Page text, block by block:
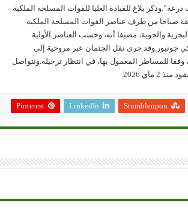
“كاب درعة”.وذكر بلاغ للقيادة العليا للقوات المسلحة الملكية
موقع الجثمان وانتشاله نحو الساعة الثامنة و55 دقيقة صباحا من طرف عناصر القوات المسلحة الملكية
والجوية، مضيفا أنه، وحسب العناصر الأولية
كي جونيور.وقد جرى نقل الجثمان عبر مروحية إلى
للمساطر المعمول بها، في انتظار ترحيله.وتتواصل
2026.
Stumbleupon
LinkedIn
Pinterest